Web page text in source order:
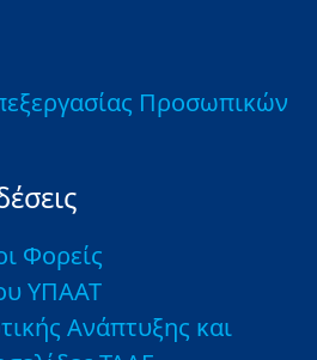
Προσωπικών
Φορείς
ΥΠΑΑΤ
Ανάπτυξης και